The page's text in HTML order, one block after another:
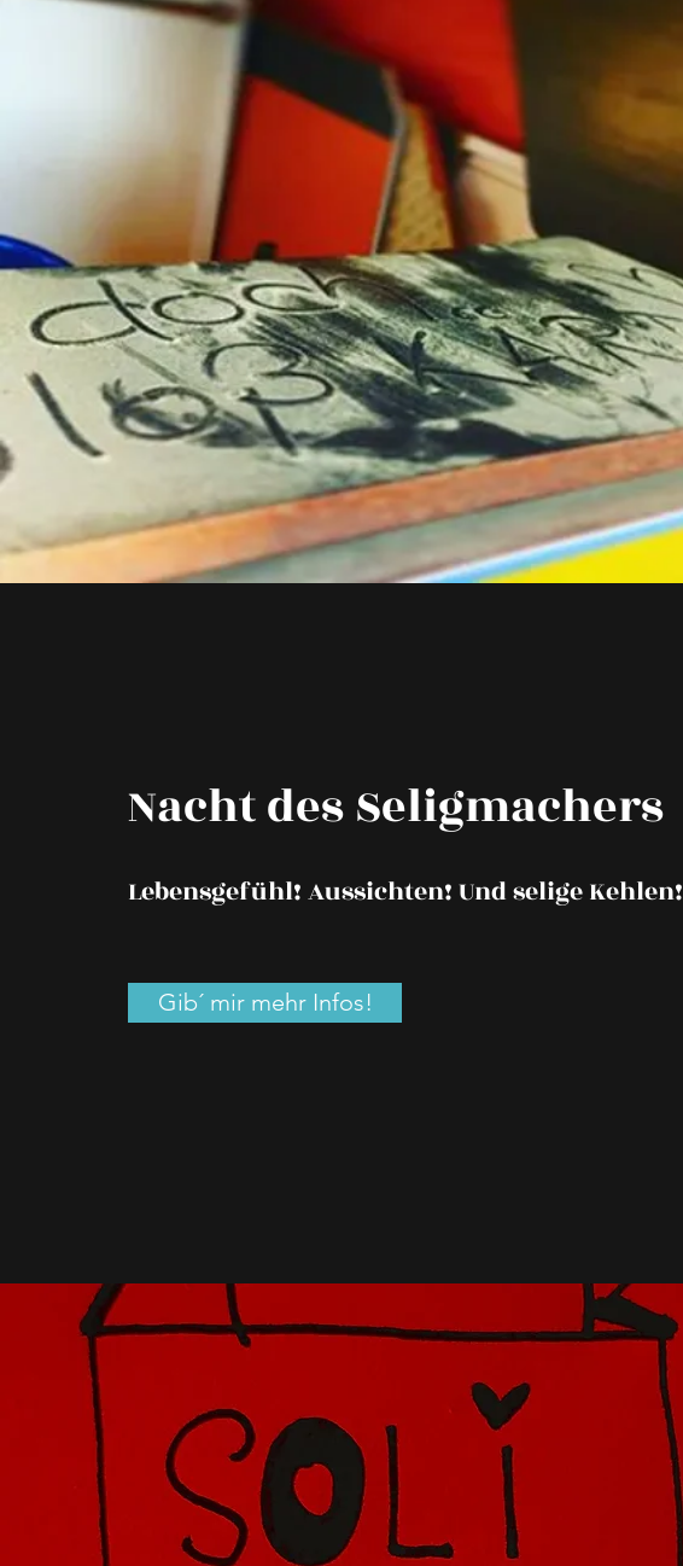
Nacht des Seligmachers
Lebensgefühl! Aussichten! Und selige Kehlen!
Gib´ mir mehr Infos!